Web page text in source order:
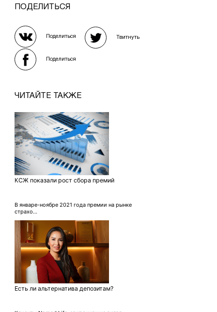
ПОДЕЛИТЬСЯ
Поделиться Твитнуть
Поделиться
ЧИТАЙТЕ ТАКЖЕ
КСЖ показали рост сбора премий
В январе-ноябре 2021 года премии на рынке
страхо...
Есть ли альтернатива депозитам?